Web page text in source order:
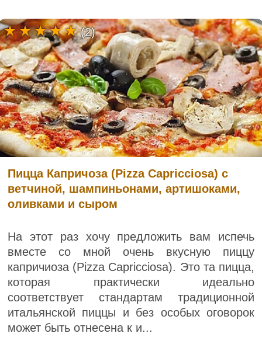
Пицца Капричоза (Pizza Capricciosa) с
ветчиной, шампиньонами, артишоками,
оливками и сыром
На этот раз хочу предложить вам испечь
вместе со мной очень вкусную пиццу
капричиоза (Pizza Capricciosa). Это та пицца,
которая практически идеально
соответствует стандартам традиционной
итальянской пиццы и без особых оговорок
может быть отнесена к и...
(2)